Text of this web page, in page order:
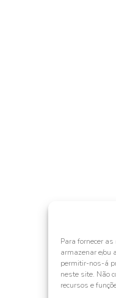
Para fornecer
armazenar e/ou
permitir-nos-á
neste site. Não
recursos e